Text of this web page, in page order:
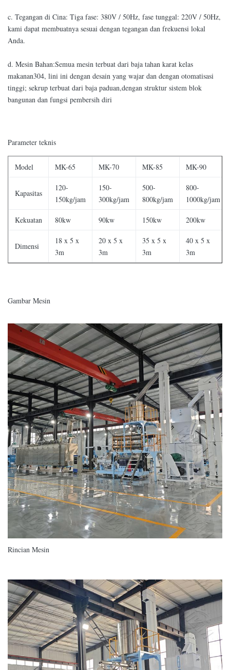
c. Tegangan di Cina: Tiga fase: 380V / 50Hz, fase tunggal: 220V / 50Hz,
kami dapat membuatnya sesuai dengan tegangan dan frekuensi lokal
Anda.
d. Mesin Bahan:Semua mesin terbuat dari baja tahan karat kelas
makanan304, lini ini dengan desain yang wajar dan dengan otomatisasi
tinggi; sekrup terbuat dari baja paduan,dengan struktur sistem blok
bangunan dan fungsi pembersih diri
Parameter teknis
Model MK-65 MK-70 MK-85 MK-90
Kapasitas
120-
150kg/jam
150-
300kg/jam
500-
800kg/jam
800-
1000kg/jam
Kekuatan 80kw 90kw 150kw 200kw
Dimensi
18 x 5 x
3m
20 x 5 x
3m
35 x 5 x
3m
40 x 5 x
3m
Gambar Mesin
Rincian Mesin